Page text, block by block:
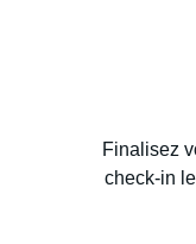
Finalisez
check-in